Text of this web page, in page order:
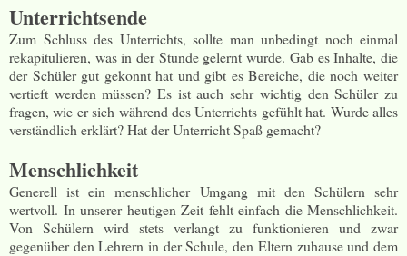
Unterrichtsende
Zum Schluss des Unterrichts, sollte man unbedingt noch einmal
rekapitulieren, was in der Stunde gelernt wurde. Gab es Inhalte, die
der Schüler gut gekonnt hat und gibt es Bereiche, die noch weiter
vertieft werden müssen? Es ist auch sehr wichtig den Schüler zu
fragen, wie er sich während des Unterrichts gefühlt hat. Wurde alles
verständlich erklärt? Hat der Unterricht Spaß gemacht?
Menschlichkeit
Generell ist ein menschlicher Umgang mit den Schülern sehr
wertvoll. In unserer heutigen Zeit fehlt einfach die Menschlichkeit.
Von Schülern wird stets verlangt zu funktionieren und zwar
gegenüber den Lehrern in der Schule, den Eltern zuhause und dem